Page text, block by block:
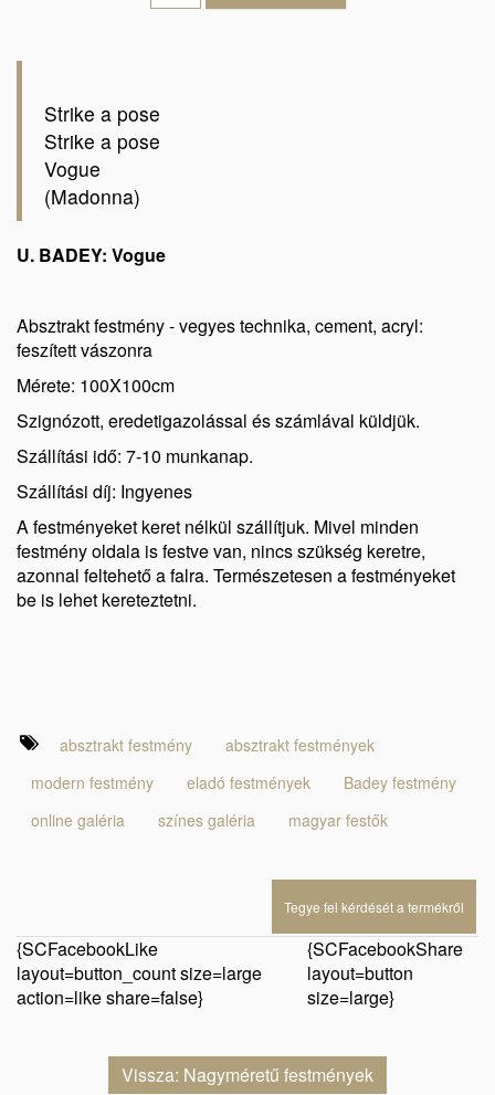
Strike a pose
Strike a pose
Vogue
(Madonna)
U. BADEY: Vogue
Absztrakt festmény - vegyes technika, cement, acryl:
feszített vászonra
Mérete: 100X100cm
Szignózott, eredetigazolással és számlával küldjük.
Szállítási idő: 7-10 munkanap.
Szállítási díj: Ingyenes
A festményeket keret nélkül szállítjuk. Mivel minden
festmény oldala is festve van, nincs szükség keretre,
azonnal feltehető a falra. Természetesen a festményeket
be is lehet kereteztetni.
absztrakt festmény
absztrakt festmények
modern festmény
eladó festmények
Badey festmény
online galéria
színes galéria magyar festők
Tegye fel kérdését a termékről
{SCFacebookLike
layout=button_count size=large
action=like share=false}
{SCFacebookShare
layout=button
size=large}
Vissza: Nagyméretű festmények